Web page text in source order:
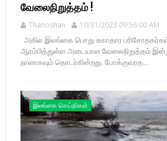
வேலைநிறுத்தம் !
Thanoshan 10/31/2023 09:56:00 AM
அகில இலங்கை பொது சுகாதார
ஆரம்பித்துள்ள அடையாள வேலைநிறுத்தம்
நாளாகவும் தொடர்கின்றது. போக்குவரத...
இலங்கை செய்திகள்